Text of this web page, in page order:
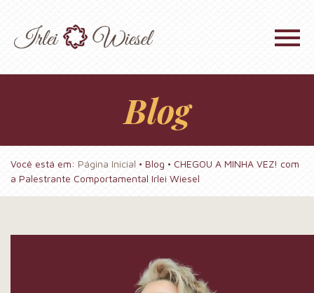
Blog
Você está em: Página Inicial • Blog • CHEGOU A MINHA VEZ! com
a Palestrante Comportamental Irlei Wiesel